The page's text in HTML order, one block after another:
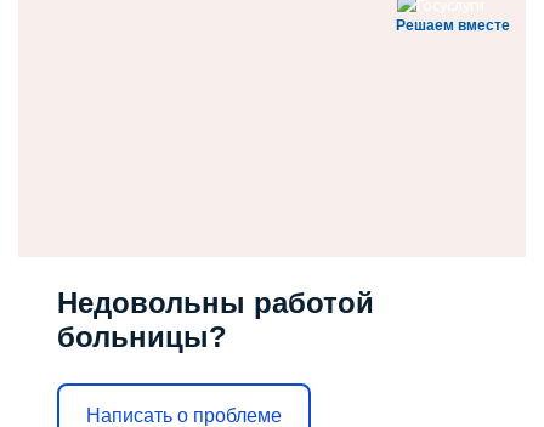
Решаем вместе
Недовольны работой
больницы?
Написать о проблеме